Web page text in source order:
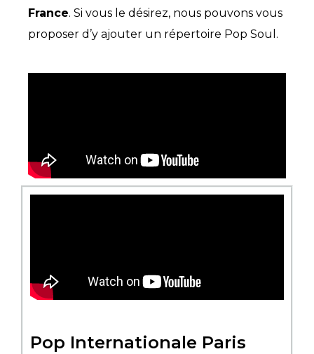
France. Si vous le désirez, nous pouvons vous
proposer d’y ajouter un répertoire Pop Soul.
Pop Internationale Paris